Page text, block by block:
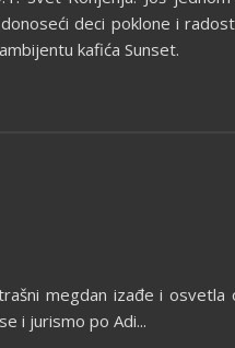
deci poklone i
kafića Sunset.
megdan izađe i
i jurismo po Adi...